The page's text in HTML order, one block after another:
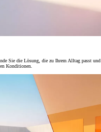
Sie die Lösung, die zu Ihrem Alltag passt und
Konditionen.